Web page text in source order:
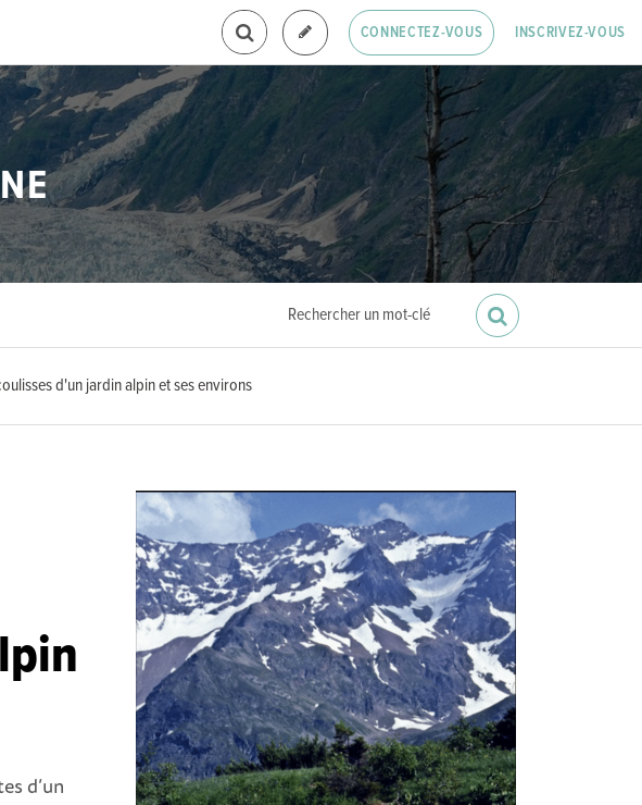
CONNECTEZ-VOUS INSCRIVEZ-VOUS
d'un jardin alpin et ses environs
d’un